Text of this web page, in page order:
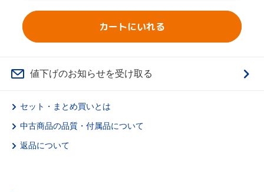
カートにいれる
値下げのお知らせを受け取る
セット・まとめ買いとは
中古商品の品質・付属品について
返品について